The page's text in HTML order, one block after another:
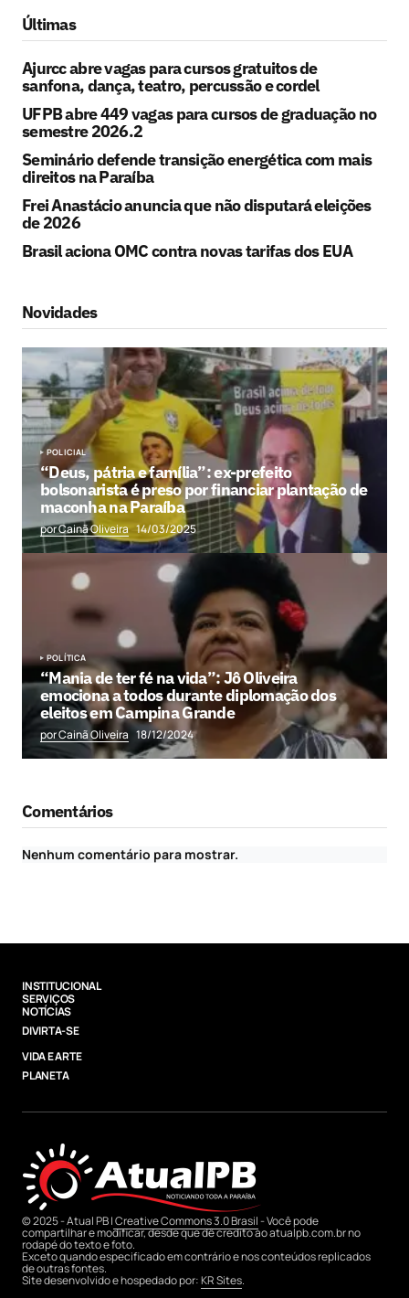
Últimas
Ajurcc abre vagas para cursos gratuitos de
sanfona, dança, teatro, percussão e cordel
UFPB abre 449 vagas para cursos de graduação no
semestre 2026.2
Seminário defende transição energética com mais
direitos na Paraíba
Frei Anastácio anuncia que não disputará eleições
de 2026
Brasil aciona OMC contra novas tarifas dos EUA
Novidades
POLICIAL
“Deus, pátria e família”: ex-prefeito
bolsonarista é preso por financiar plantação de
maconha na Paraíba
por Cainã Oliveira 14/03/2025
POLÍTICA
“Mania de ter fé na vida”: Jô Oliveira
emociona a todos durante diplomação dos
eleitos em Campina Grande
por Cainã Oliveira 18/12/2024
Comentários
Nenhum comentário para mostrar.
INSTITUCIONAL
SERVIÇOS
NOTÍCIAS
DIVIRTA-SE
VIDA E ARTE
PLANETA
© 2025 - Atual PB |Creative Commons 3.0 Brasil- Você pode
compartilhar e modificar, desde que dê credito ao atualpb.com.br no
rodapé do texto e foto.
Exceto quando especificado em contrário e nos conteúdos replicados
de outras fontes.
Site desenvolvido e hospedado por:KR Sites.